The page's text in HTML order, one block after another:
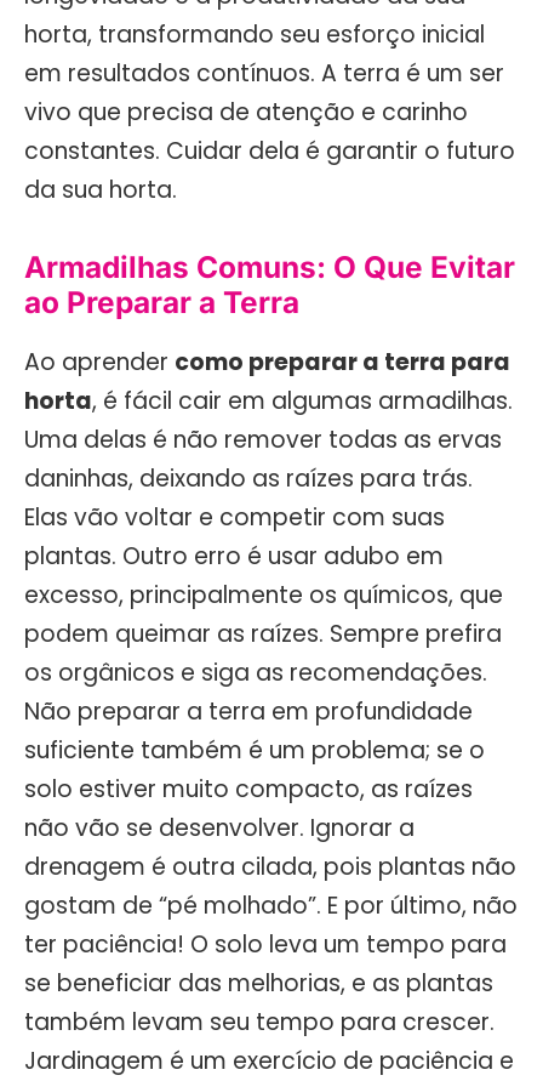
horta, transformando seu esforço inicial
em resultados contínuos. A terra é um ser
vivo que precisa de atenção e carinho
constantes. Cuidar dela é garantir o futuro
da sua horta.
Armadilhas Comuns: O Que Evitar
ao Preparar a Terra
Ao aprender como preparar a terra para
horta, é fácil cair em algumas armadilhas.
Uma delas é não remover todas as ervas
daninhas, deixando as raízes para trás.
Elas vão voltar e competir com suas
plantas. Outro erro é usar adubo em
excesso, principalmente os químicos, que
podem queimar as raízes. Sempre prefira
os orgânicos e siga as recomendações.
Não preparar a terra em profundidade
suficiente também é um problema; se o
solo estiver muito compacto, as raízes
não vão se desenvolver. Ignorar a
drenagem é outra cilada, pois plantas não
gostam de “pé molhado”. E por último, não
ter paciência! O solo leva um tempo para
se beneficiar das melhorias, e as plantas
também levam seu tempo para crescer.
Jardinagem é um exercício de paciência e